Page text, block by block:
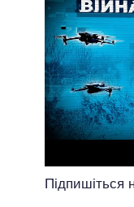
Підпишіться